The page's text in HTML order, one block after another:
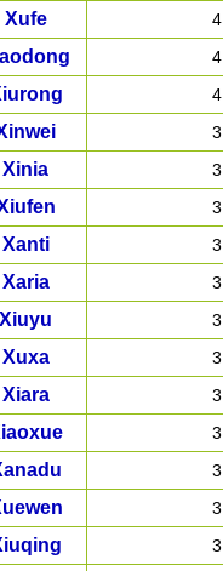
Xufe 4
4
4
3
Xinia 3
3
Xanti 3
Xaria 3
Xiuyu 3
Xuxa 3
Xiara 3
3
3
3
3